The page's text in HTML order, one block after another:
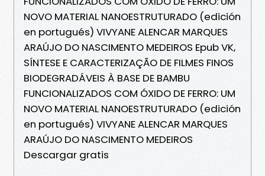
NOVO MATERIAL NANOESTRUTURADO (edición
en portugués) VIVYANE ALENCAR MARQUES
ARAÚJO DO NASCIMENTO MEDEIROS Epub VK,
SÍNTESE E CARACTERIZAÇÃO DE FILMES FINOS
BIODEGRADÁVEIS À BASE DE BAMBU
FUNCIONALIZADOS COM ÓXIDO DE FERRO: UM
NOVO MATERIAL NANOESTRUTURADO (edición
en portugués) VIVYANE ALENCAR MARQUES
ARAÚJO DO NASCIMENTO MEDEIROS
Descargar gratis